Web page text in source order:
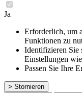
Ja
Erforderlich, um
Funktionen zu
Identifizieren Sie
Einstellungen
Passen Sie Ihre
> Stornieren